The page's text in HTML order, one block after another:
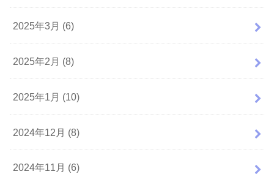
2025年3月 (6)
2025年2月 (8)
2025年1月 (10)
2024年12月 (8)
2024年11月 (6)